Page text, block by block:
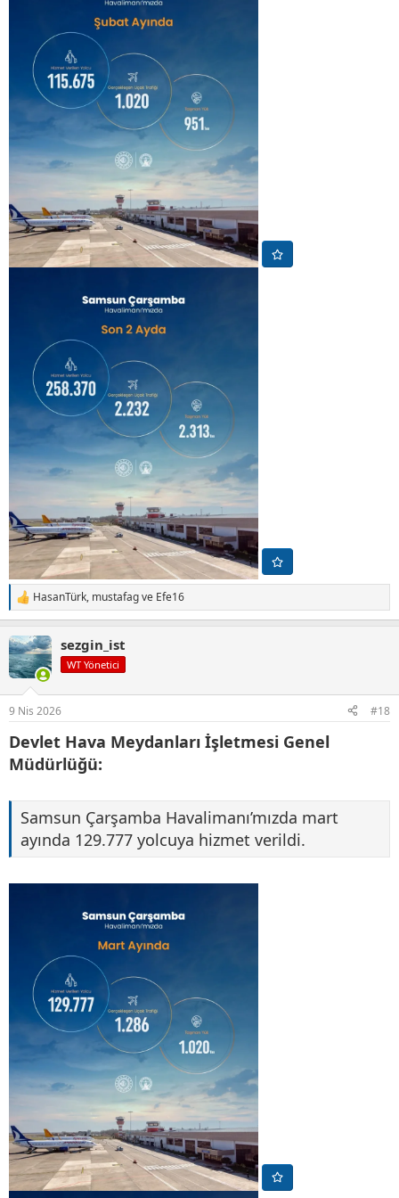
T
e
k
i
l
HasanTürk, mustafagve Efe16
sezgin_ist
WT Yönetici
9 Nis 2026 #18
Devlet Hava Meydanları İşletmesi Genel
Müdürlüğü:
Samsun Çarşamba Havalimanı’mızda mart
ayında 129.777 yolcuya hizmet verildi.